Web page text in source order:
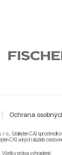
Ochrana
r. o., (ďalej len CA)
CK) a iných služieb
Všetky práva vyhradené.